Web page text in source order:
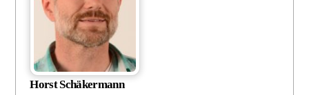
Horst Schäkermann